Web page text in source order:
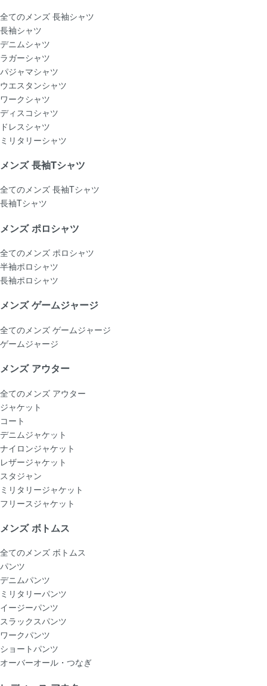
全てのメンズ 長袖シャツ
長袖シャツ
デニムシャツ
ラガーシャツ
パジャマシャツ
ウエスタンシャツ
ワークシャツ
ディスコシャツ
ドレスシャツ
ミリタリーシャツ
メンズ 長袖Tシャツ
全てのメンズ 長袖Tシャツ
長袖Tシャツ
メンズ ポロシャツ
全てのメンズ ポロシャツ
半袖ポロシャツ
長袖ポロシャツ
メンズ ゲームジャージ
全てのメンズ ゲームジャージ
ゲームジャージ
メンズ アウター
全てのメンズ アウター
ジャケット
コート
デニムジャケット
ナイロンジャケット
レザージャケット
スタジャン
ミリタリージャケット
フリースジャケット
メンズ ボトムス
全てのメンズ ボトムス
パンツ
デニムパンツ
ミリタリーパンツ
イージーパンツ
スラックスパンツ
ワークパンツ
ショートパンツ
オーバーオール・つなぎ